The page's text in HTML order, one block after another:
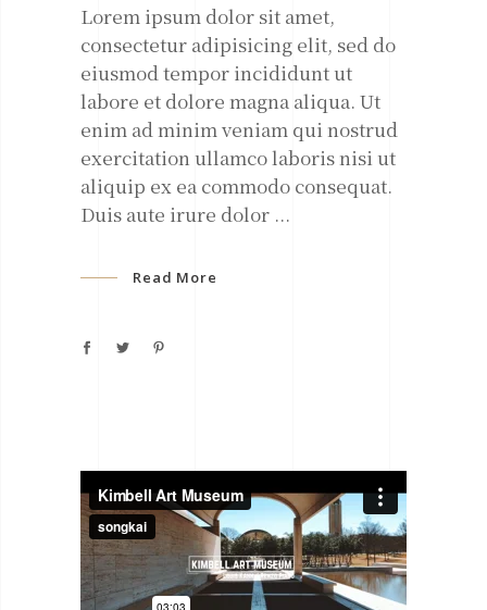
Lorem ipsum dolor sit amet,
consectetur adipisicing elit, sed do
eiusmod tempor incididunt ut
labore et dolore magna aliqua. Ut
enim ad minim veniam qui nostrud
exercitation ullamco laboris nisi ut
aliquip ex ea commodo consequat.
Duis aute irure dolor
Read More